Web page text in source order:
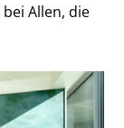
Allen, die